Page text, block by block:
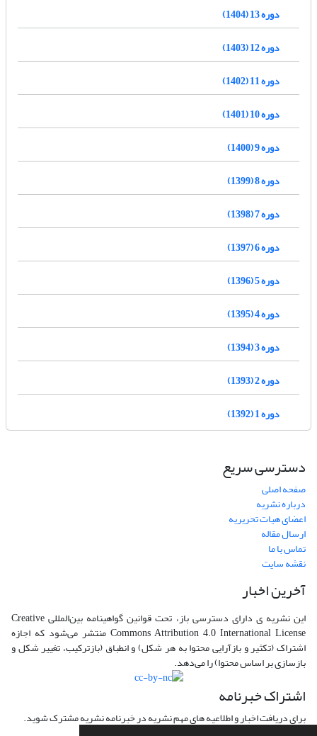
دوره 13 (1404)
دوره 12 (1403)
دوره 11 (1402)
دوره 10 (1401)
دوره 9 (1400)
دوره 8 (1399)
دوره 7 (1398)
دوره 6 (1397)
دوره 5 (1396)
دوره 4 (1395)
دوره 3 (1394)
دوره 2 (1393)
دوره 1 (1392)
دسترسی سریع
صفحه اصلی
درباره نشریه
اعضای هیات تحریریه
ارسال مقاله
تماس با ما
نقشه سایت
آخرین اخبار
این نشریه ی دارای دسترسی باز، تحت قوانین گواهینامه بین‌المللی Creative
Commons Attribution 4.0 International License منتشر می‌شود که اجازه
اشتراک (تکثیر و بازآرایی محتوا به هر شکل) و انطباق (بازترکیب، تغییر شکل و
بازسازی بر اساس محتوا) را می‌دهد.
اشتراک خبرنامه
برای دریافت اخبار و اطلاعیه های مهم نشریه در خبرنامه نشریه مشترک شوید.